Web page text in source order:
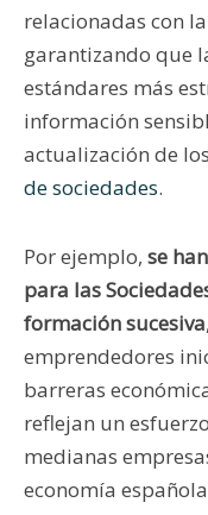
relacionadas con
garantizando que
estándares más
información
actualización de
de sociedades.
Por ejemplo, se
para las
formación sucesiva
emprendedores
barreras
reflejan un
medianas
economía